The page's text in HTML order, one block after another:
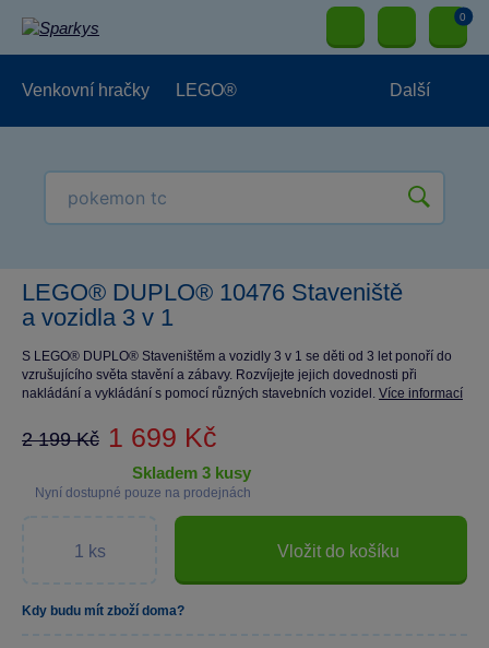
0
Venkovní hračky LEGO® Další
LEGO® DUPLO® 10476 Staveniště
a vozidla 3 v 1
S LEGO® DUPLO® Staveništěm a vozidly 3 v 1 se děti od 3 let ponoří do
vzrušujícího světa stavění a zábavy. Rozvíjejte jejich dovednosti při
nakládání a vykládání s pomocí různých stavebních vozidel. Více informací
2 199 Kč 1 699 Kč
skladem 3 kusy
Nyní dostupné pouze na prodejnách
Vložit do košíku
Kdy budu mít zboží doma?